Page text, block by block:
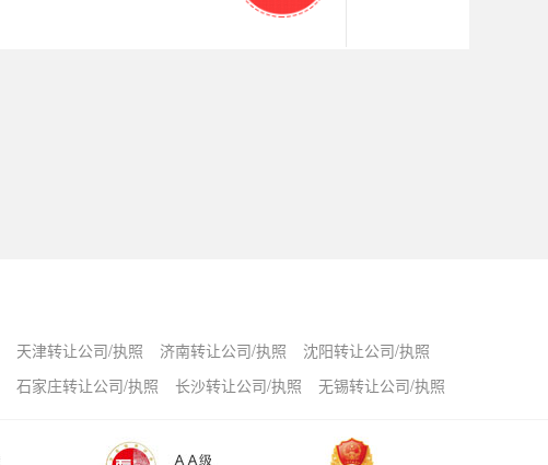
天津转让公司/执照 济南转让公司/执照
沈阳转让公司/执照
石家庄转让公司/执照 长沙转让公司/执照 无锡转让公司/执照